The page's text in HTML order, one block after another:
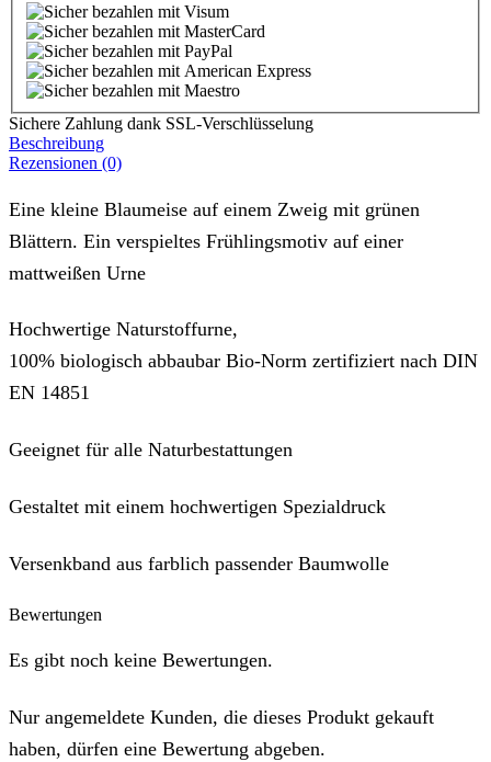
Sichere Zahlung dank SSL-Verschlüsselung
Beschreibung
Rezensionen (0)
Eine kleine Blaumeise auf einem Zweig mit grünen
Blättern. Ein verspieltes Frühlingsmotiv auf einer
mattweißen Urne
Hochwertige Naturstoffurne,
100% biologisch abbaubar Bio-Norm zertifiziert nach DIN
EN 14851
Geeignet für alle Naturbestattungen
Gestaltet mit einem hochwertigen Spezialdruck
Versenkband aus farblich passender Baumwolle
Bewertungen
Es gibt noch keine Bewertungen.
Nur angemeldete Kunden, die dieses Produkt gekauft
haben, dürfen eine Bewertung abgeben.